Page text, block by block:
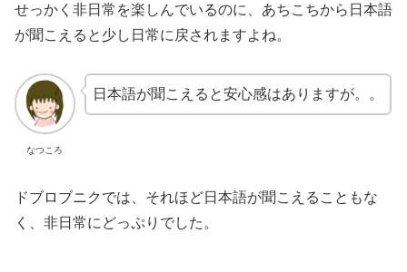
せっかく非日常を楽しんでいるのに、あちこちから日本語
が聞こえると少し日常に戻されますよね。
なつころ
日本語が聞こえると安心感はありますが。。
ドブロブニクでは、それほど日本語が聞こえることもな
く、非日常にどっぷりでした。